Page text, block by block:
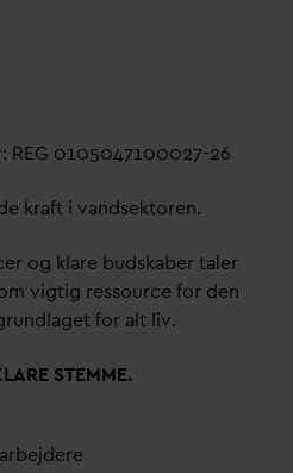
REG 0105047100027-26
kraft i vandsektoren.
og klare budskaber taler
vigtig ressource for den
for alt liv.
STEMME.
arbejdere